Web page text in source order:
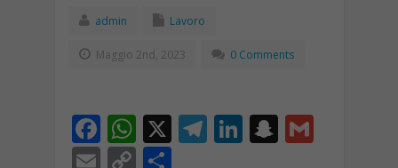
admin Lavoro
Maggio 2nd, 2023 0 Comments
F
ac
W
h
X T Li S G